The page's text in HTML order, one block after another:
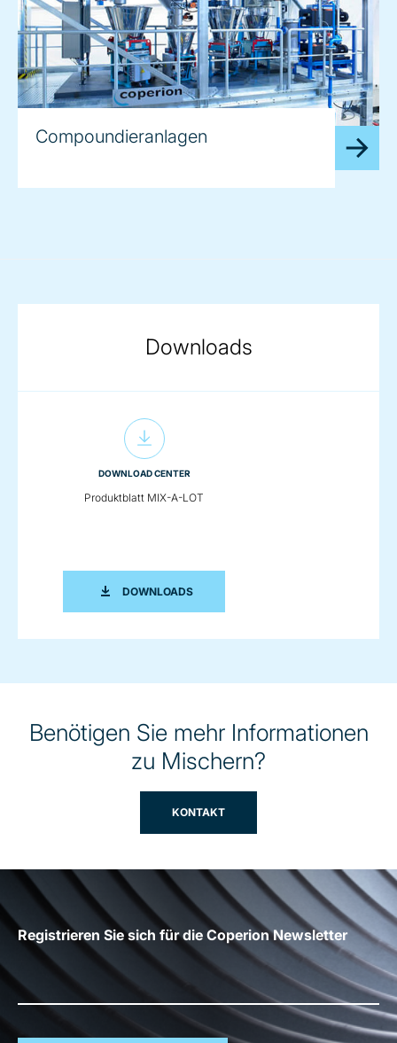
Compoundieranlagen
Downloads
DOWNLOAD CENTER
Produktblatt MIX-A-LOT
DOWNLOADSPRODUKTBLATT MIX-A-LOT
Benötigen Sie mehr Informationen
zu Mischern?
KONTAKT
Registrieren Sie sich für die Coperion Newsletter